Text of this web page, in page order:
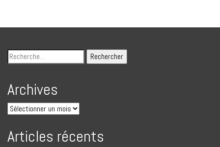
Archives
Articles récents